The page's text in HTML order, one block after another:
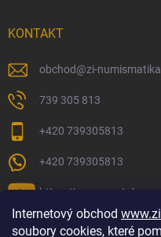
Internetový obchod
soubory cookies, které
KONTAKT
obchod@zi-
739 305 813
+420 739305813
+420 739305813
https://